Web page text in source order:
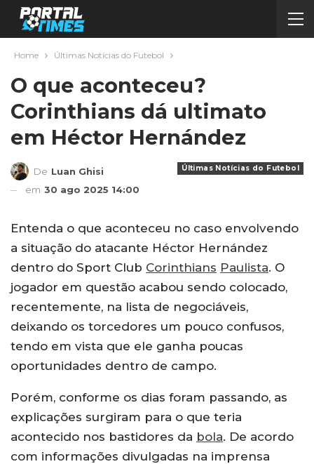
Home Últimas Notícias do Futebol
O que aconteceu?
Corinthians dá ultimato
em Héctor Hernández
Últimas Notícias do Futebol
De Luan Ghisi
em 30 ago 2025 14:00
Entenda o que aconteceu no caso envolvendo
a situação do atacante Héctor Hernández
dentro do Sport Club Corinthians Paulista. O
jogador em questão acabou sendo colocado,
recentemente, na lista de negociáveis,
deixando os torcedores um pouco confusos,
tendo em vista que ele ganha poucas
oportunidades dentro de campo.
Porém, conforme os dias foram passando, as
explicações surgiram para o que teria
acontecido nos bastidores da bola. De acordo
com informações divulgadas na imprensa